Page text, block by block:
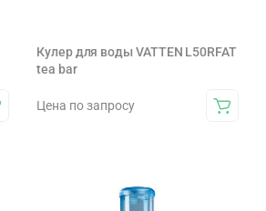
Кулер для воды VATTEN L50RFAT
tea bar
Цена по запросу